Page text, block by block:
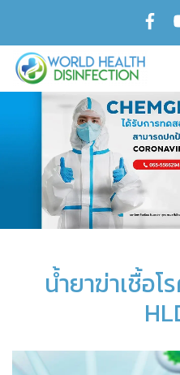
น้ำยาฆ่าเชื้อโ